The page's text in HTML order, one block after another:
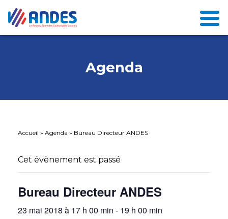
Agenda
Accueil » Agenda » Bureau Directeur ANDES
Cet évènement est passé
Bureau Directeur ANDES
23 mai 2018 à 17 h 00 min - 19 h 00 min